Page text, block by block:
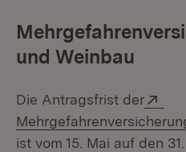
und Weinbau
Die Antragsfrist der
ist vom 15. Mai auf den